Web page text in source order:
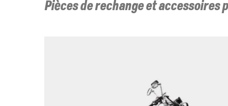
Pièces de rechange et accessoires